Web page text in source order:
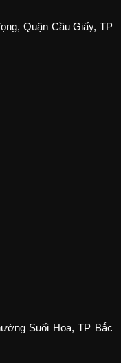
Quận Cầu Giấy, TP
Suối Hoa, TP Bắc